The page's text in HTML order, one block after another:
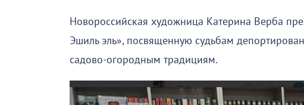
Новороссийская художница Катерина Верба
Эшиль эль», посвященную судьбам
садово-огородным традициям.